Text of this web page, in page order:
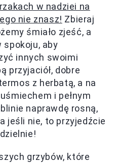
w nadziei na
nie znasz! Zbieraj
śmiało zjeść, a
aby
innych swoimi
przyjaciół, dobre
z herbatą, a na
i pełnym
naprawdę rosną,
jeśli nie, to przyjedźcie
grzybów, które